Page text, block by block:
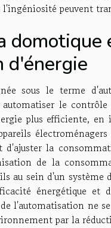
peuvent
domotique
d'énergie
sous le terme
le
plus efficiente, en
d'ajuster la
de la
au sein d'un
énergétique et
l'automatisation ne
par la